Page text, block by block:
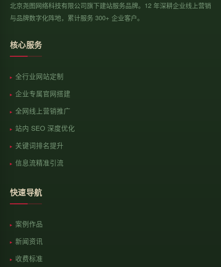
北京尧图网络科技有限公司旗下建站服务品牌。12 年深耕企业线上营销
与品牌数字化阵地，累计服务 300+ 企业客户。
核心服务
全行业网站定制
企业专属官网搭建
全网线上营销推广
站内 SEO 深度优化
关键词排名提升
信息流精准引流
快速导航
案例作品
新闻资讯
收费标准